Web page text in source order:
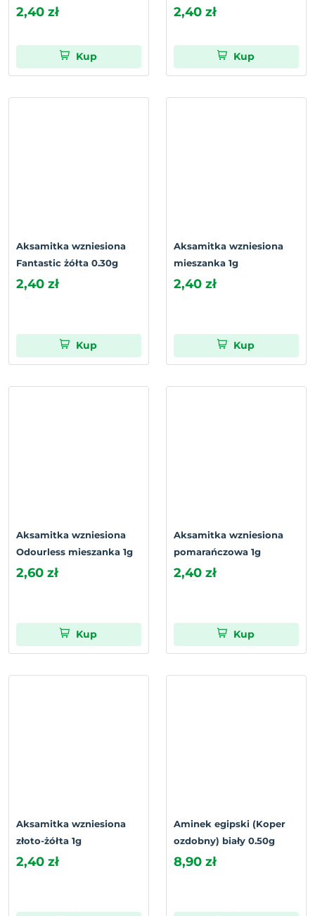
2,40 zł
Kup
2,40 zł
Kup
Aksamitka wzniesiona
Fantastic żółta 0.30g
2,40 zł
Kup
Aksamitka wzniesiona
mieszanka 1g
2,40 zł
Kup
Aksamitka wzniesiona
Odourless mieszanka 1g
2,60 zł
Kup
Aksamitka wzniesiona
pomarańczowa 1g
2,40 zł
Kup
Aksamitka wzniesiona
złoto-żółta 1g
2,40 zł
Aminek egipski (Koper
ozdobny) biały 0.50g
8,90 zł